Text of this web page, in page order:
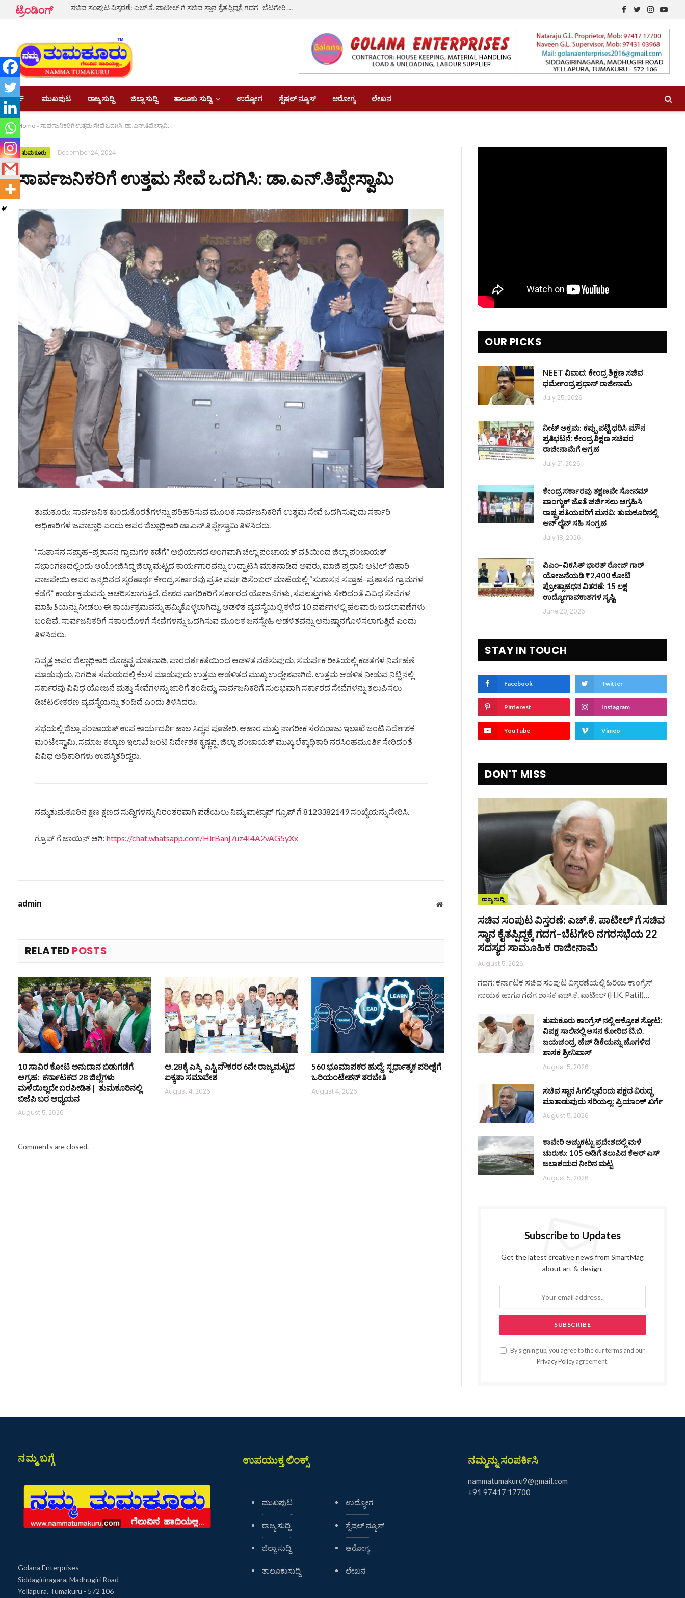
ಟ್ರೆಂಡಿಂಗ್ ಸಚಿವ ಸಂಪುಟ ವಿಸ್ತರಣೆ: ಎಚ್.ಕೆ. ಪಾಟೀಲ್ ಗೆ ಸಚಿವ ಸ್ಥಾನ ಕೈತಪ್ಪಿದ್ದಕ್ಕೆ ಗದಗ–ಬೆಟಗೇರಿ ನಗರಸಭೆಯ 22 ಸದಸ್ಯರ ಸಾಮೂಹಿಕ ರಾಜೀನಾಮೆ
Facebook
TwitterInstagram
ಮುಖಪುಟ ರಾಜ್ಯ ಸುದ್ದಿ ಜಿಲ್ಲಾ ಸುದ್ದಿ ತಾಲೂಕು ಸುದ್ದಿ ಉದ್ಯೋಗ ಸ್ಪೆಷಲ್ ನ್ಯೂಸ್ ಆರೋಗ್ಯ ಲೇಖನ
Home » ಸಾರ್ವಜನಿಕರಿಗೆ ಉತ್ತಮ ಸೇವೆ ಒದಗಿಸಿ: ಡಾ.ಎನ್.ತಿಪ್ಪೇಸ್ವಾಮಿ
ತುಮಕೂರು December 24, 2024
ಸಾರ್ವಜನಿಕರಿಗೆ ಉತ್ತಮ ಸೇವೆ ಒದಗಿಸಿ: ಡಾ.ಎನ್.ತಿಪ್ಪೇಸ್ವಾಮಿ
ತುಮಕೂರು: ಸಾರ್ವಜನಿಕ ಕುಂದುಕೊರತೆಗಳನ್ನು ಪರಿಹರಿಸುವ ಮೂಲಕ ಸಾರ್ವಜನಿಕರಿಗೆ ಉತ್ತಮ ಸೇವೆ ಒದಗಿಸುವುದು ಸರ್ಕಾರಿ
ಅಧಿಕಾರಿಗಳ ಜವಾಬ್ದಾರಿ ಎಂದು ಅಪರ ಜಿಲ್ಲಾಧಿಕಾರಿ ಡಾ.ಎನ್.ತಿಪ್ಪೇಸ್ವಾಮಿ ತಿಳಿಸಿದರು.
“ಸುಶಾಸನ ಸಪ್ತಾಹ–ಪ್ರಶಾಸನ ಗ್ರಾಮಗಳ ಕಡೆಗೆ” ಅಭಿಯಾನದ ಅಂಗವಾಗಿ ಜಿಲ್ಲಾ ಪಂಚಾಯತ್ ವತಿಯಿಂದ ಜಿಲ್ಲಾ ಪಂಚಾಯತ್
ಸಭಾಂಗಣದಲ್ಲಿಂದು ಆಯೋಜಿಸಿದ್ದ ಜಿಲ್ಲಾ ಮಟ್ಟದ ಕಾರ್ಯಗಾರವನ್ನು ಉದ್ಘಾಟಿಸಿ ಮಾತನಾಡಿದ ಅವರು, ಮಾಜಿ ಪ್ರಧಾನಿ ಅಟಲ್ ಬಿಹಾರಿ
ವಾಜಪೇಯಿ ಅವರ ಜನ್ಮದಿನದ ಸ್ಮರಣಾರ್ಥ ಕೇಂದ್ರ ಸರ್ಕಾರವು ಪ್ರತೀ ವರ್ಷ ಡಿಸೆಂಬರ್ ಮಾಹೆಯಲ್ಲಿ “ಸುಶಾಸನ ಸಪ್ತಾಹ–ಪ್ರಶಾಸನ ಗ್ರಾಮಗಳ
ಕಡೆಗೆ” ಕಾರ್ಯಕ್ರಮವನ್ನು ಆಚರಿಸಲಾಗುತ್ತಿದೆ. ದೇಶದ ನಾಗರಿಕರಿಗೆ ಸರ್ಕಾರದ ಯೋಜನೆಗಳು, ಸವಲತ್ತುಗಳು ಸೇರಿದಂತೆ ವಿವಿಧ ಸೇವೆಗಳ
ಮಾಹಿತಿಯನ್ನು ನೀಡಲು ಈ ಕಾರ್ಯಕ್ರಮವನ್ನು ಹಮ್ಮಿಕೊಳ್ಳಲಾಗಿದ್ದು, ಆಡಳಿತ ವ್ಯವಸ್ಥೆಯಲ್ಲಿ ಕಳೆದ 10 ವರ್ಷಗಳಲ್ಲಿ ಹಲವಾರು ಬದಲಾವಣೆಗಳು
ಬಂದಿವೆ. ಸಾರ್ವಜನಿಕರಿಗೆ ಸಕಾಲದೊಳಗೆ ಸೇವೆಗಳನ್ನು ಒದಗಿಸುವ ಮೂಲಕ ಜನಸ್ನೇಹಿ ಆಡಳಿತವನ್ನು ಅನುಷ್ಠಾನಗೊಳಿಸಲಾಗುತ್ತಿದೆ ಎಂದು
ತಿಳಿಸಿದರು.
ನಿವೃತ್ತ ಅಪರ ಜಿಲ್ಲಾಧಿಕಾರಿ ದೊಡ್ಡಪ್ಪ ಮಾತನಾಡಿ, ಪಾರದರ್ಶಕತೆಯಿಂದ ಆಡಳಿತ ನಡೆಸುವುದು, ಸಮರ್ಪಕ ರೀತಿಯಲ್ಲಿ ಕಡತಗಳ ನಿರ್ವಹಣೆ
ಮಾಡುವುದು, ನಿಗದಿತ ಸಮಯದಲ್ಲಿ ಕೆಲಸ ಮಾಡುವುದು ಉತ್ತಮ ಆಡಳಿತದ ಮುಖ್ಯ ಉದ್ದೇಶವಾಗಿದೆ. ಉತ್ತಮ ಆಡಳಿತ ನೀಡುವ ನಿಟ್ಟಿನಲ್ಲಿ
ಸರ್ಕಾರವು ವಿವಿಧ ಯೋಜನೆ ಮತ್ತು ಸೇವೆಗಳನ್ನು ಜಾರಿಗೆ ತಂದಿದ್ದು, ಸಾರ್ವಜನಿಕರಿಗೆ ಸುಲಭವಾಗಿ ಸರ್ಕಾರದ ಸೇವೆಗಳನ್ನು ತಲುಪಿಸಲು
ಡಿಜಿಟಲೀಕರಣ ವ್ಯವಸ್ಥೆಯನ್ನು ತಂದಿದೆ ಎಂದು ತಿಳಿಸಿದರು.
ಸಭೆಯಲ್ಲಿ ಜಿಲ್ಲಾ ಪಂಚಾಯತ್ ಉಪ ಕಾರ್ಯದರ್ಶಿ ಹಾಲ ಸಿದ್ಧಪ ಪೂಜೇರಿ, ಆಹಾರ ಮತ್ತು ನಾಗರೀಕ ಸರಬರಾಜು ಇಲಾಖೆ ಜಂಟಿ ನಿರ್ದೇಶಕ
ಮಂಟೇಸ್ವಾಮಿ, ಸಮಾಜ ಕಲ್ಯಾಣ ಇಲಾಖೆ ಜಂಟಿ ನಿರ್ದೇಶಕ ಕೃಷ್ಣಪ್ಪ, ಜಿಲ್ಲಾ ಪಂಚಾಯತ್ ಮುಖ್ಯ ಲೆಕ್ಕಾಧಿಕಾರಿ ನರಸಿಂಹಮೂರ್ತಿ ಸೇರಿದಂತೆ
ವಿವಿಧ ಅಧಿಕಾರಿಗಳು ಉಪಸ್ಥಿತರಿದ್ದರು.
ನಮ್ಮತುಮಕೂರಿನ ಕ್ಷಣ ಕ್ಷಣದ ಸುದ್ದಿಗಳನ್ನು ನಿರಂತರವಾಗಿ ಪಡೆಯಲು ನಿಮ್ಮ ವಾಟ್ಸಾಪ್ ಗ್ರೂಪ್ ಗೆ 8123382149 ಸಂಖ್ಯೆಯನ್ನು ಸೇರಿಸಿ.
ಗ್ರೂಪ್ ಗೆ ಜಾಯಿನ್ ಆಗಿ: https://chat.whatsapp.com/HirBanj7uz4I4A2vAG5yXx
admin Website
RELATED POSTS
10 ಸಾವಿರ ಕೋಟಿ ಅನುದಾನ ಬಿಡುಗಡೆಗೆ
ಆಗ್ರಹ: ಕರ್ನಾಟಕದ 28 ಜಿಲ್ಲೆಗಳು
ಮಳೆಯಿಲ್ಲದೇ ಬರಪೀಡಿತ | ತುಮಕೂರಿನಲ್ಲಿ
ಬಿಜೆಪಿ ಬರ ಅಧ್ಯಯನ
August 5, 2026
ಆ.28ಕ್ಕೆ ಎಸ್ಸಿ, ಎಸ್ಟಿ ನೌಕರರ 6ನೇ ರಾಜ್ಯಮಟ್ಟದ
ಐಕ್ಯತಾ ಸಮಾವೇಶ
August 4, 2026
560 ಭೂಮಾಪಕರ ಹುದ್ದೆ: ಸ್ಪರ್ಧಾತ್ಮಕ ಪರೀಕ್ಷೆಗೆ
ಒರಿಯಂಟೇಶನ್ ತರಬೇತಿ
August 4, 2026
Comments are closed.
OUR PICKS
NEET ವಿವಾದ: ಕೇಂದ್ರ ಶಿಕ್ಷಣ ಸಚಿವ
ಧರ್ಮೇಂದ್ರ ಪ್ರಧಾನ್ ರಾಜೀನಾಮೆ
July 25, 2026
ನೀಟ್ ಅಕ್ರಮ: ಕಪ್ಪು ಪಟ್ಟಿ ಧರಿಸಿ ಮೌನ
ಪ್ರತಿಭಟನೆ: ಕೇಂದ್ರ ಶಿಕ್ಷಣ ಸಚಿವರ
ರಾಜೀನಾಮೆಗೆ ಆಗ್ರಹ
July 21, 2026
ಕೇಂದ್ರ ಸರ್ಕಾರವು ತಕ್ಷಣವೇ ಸೋನಮ್
ವಾಂಗ್ಚುಕ್ ಜೊತೆ ಚರ್ಚಿಸಲು ಆಗ್ರಹಿಸಿ
ರಾಷ್ಟ್ರಪತಿಯವರಿಗೆ ಮನವಿ: ತುಮಕೂರಿನಲ್ಲಿ
ಆನ್‌ ಲೈನ್ ಸಹಿ ಸಂಗ್ರಹ
July 18, 2026
ಪಿಎಂ–ವಿಕಸಿತ್ ಭಾರತ್ ರೋಜ್‌ ಗಾರ್
ಯೋಜನೆಯಡಿ ₹2,400 ಕೋಟಿ
ಪ್ರೋತ್ಸಾಹಧನ ವಿತರಣೆ: 15 ಲಕ್ಷ
ಉದ್ಯೋಗಾವಕಾಶಗಳ ಸೃಷ್ಟಿ
June 20, 2026
STAY IN TOUCH
Facebook Twitter
Pinterest Instagram
YouTube Vimeo
DON'T MISS
ರಾಜ್ಯ ಸುದ್ದಿ
ಸಚಿವ ಸಂಪುಟ ವಿಸ್ತರಣೆ: ಎಚ್.ಕೆ. ಪಾಟೀಲ್ ಗೆ ಸಚಿವ
ಸ್ಥಾನ ಕೈತಪ್ಪಿದ್ದಕ್ಕೆ ಗದಗ–ಬೆಟಗೇರಿ ನಗರಸಭೆಯ 22
ಸದಸ್ಯರ ಸಾಮೂಹಿಕ ರಾಜೀನಾಮೆ
August 5, 2026
ಗದಗ: ಕರ್ನಾಟಕ ಸಚಿವ ಸಂಪುಟ ವಿಸ್ತರಣೆಯಲ್ಲಿ ಹಿರಿಯ ಕಾಂಗ್ರೆಸ್
ನಾಯಕ ಹಾಗೂ ಗದಗ ಶಾಸಕ ಎಚ್.ಕೆ. ಪಾಟೀಲ್ (H.K. Patil)…
ತುಮಕೂರು ಕಾಂಗ್ರೆಸ್ ನಲ್ಲಿ ಆಕ್ರೋಶ ಸ್ಫೋಟ:
ವಿಪಕ್ಷ ಸಾಲಿನಲ್ಲಿ ಆಸನ ಕೋರಿದ ಟಿ.ಬಿ.
ಜಯಚಂದ್ರ, ಹೆಚ್ ಡಿಕೆಯನ್ನು ಹೊಗಳಿದ
ಶಾಸಕ ಶ್ರೀನಿವಾಸ್
August 5, 2026
ಸಚಿವ ಸ್ಥಾನ ಸಿಗಲಿಲ್ಲವೆಂದು ಪಕ್ಷದ ವಿರುದ್ಧ
ಮಾತಾಡುವುದು ಸರಿಯಲ್ಲ: ಪ್ರಿಯಾಂಕ್ ಖರ್ಗೆ
August 5, 2026
ಕಾವೇರಿ ಅಚ್ಚುಕಟ್ಟು ಪ್ರದೇಶದಲ್ಲಿ ಮಳೆ
ಚುರುಕು: 105 ಅಡಿಗೆ ತಲುಪಿದ ಕೆಆರ್ ಎಸ್
ಜಲಾಶಯದ ನೀರಿನ ಮಟ್ಟ
August 5, 2026
Subscribe to Updates
Get the latest creative news from SmartMag
about art & design.
By signing up, you agree to the our terms and our
Privacy Policyagreement.
ನಮ್ಮ ಬಗ್ಗೆ
Golana Enterprises
Siddagirinagara, Madhugiri Road
Yellapura, Tumakuru - 572 106
ಉಪಯುಕ್ತ ಲಿಂಕ್ಸ್
ಮುಖಪುಟ
ರಾಜ್ಯ ಸುದ್ದಿ
ಜಿಲ್ಲಾ ಸುದ್ದಿ
ತಾಲೂಕುಸುದ್ದಿ
ಉದ್ಯೋಗ
ಸ್ಪೆಷಲ್ ನ್ಯೂಸ್
ಆರೋಗ್ಯ
ಲೇಖನ
ನಮ್ಮನ್ನು ಸಂಪರ್ಕಿಸಿ
nammatumakuru9@gmail.com
+91 97417 17700